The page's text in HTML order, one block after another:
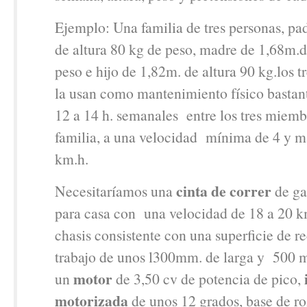
Ejemplo: Una familia de tres personas,
de altura 80 kg de peso, madre de
peso e hijo de 1,82m. de altura 90 kg.los
la usan como mantenimiento físico
12 a 14 h. semanales entre los tres
familia, a una velocidad mínima de 4 y
km.h.
Necesitaríamos unacinta de correrde
para casa con una velocidad de 18 a 20
chasis consistente con una superficie de
trabajo de unos l300mm. de larga y 500
un motorde 3,50 cv de potencia de pico,
motorizadade unos 12 grados, base de